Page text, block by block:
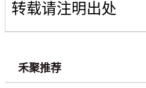
转载请注明出处
禾聚推荐